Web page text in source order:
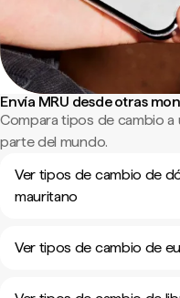
Envía MRU desde otras
Compara tipos de cambio
parte del mundo.
Ver tipos de cambio de
mauritano
Ver tipos de cambio de